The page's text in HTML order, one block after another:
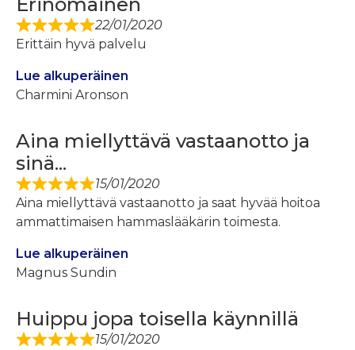
22/01/2020
Erittäin hyvä palvelu
Lue alkuperäinen
Charmini Aronson
Aina miellyttävä vastaanotto ja
sinä...
15/01/2020
Aina miellyttävä vastaanotto ja saat hyvää hoitoa
ammattimaisen hammaslääkärin toimesta.
Lue alkuperäinen
Magnus Sundin
Huippu jopa toisella käynnillä
15/01/2020